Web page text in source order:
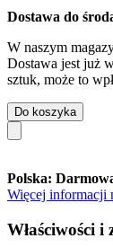
Dostawa do
W naszym
Dostawa jest już
sztuk, może to
Do koszyka
Polska:
Więcej informacji
Właściwości i